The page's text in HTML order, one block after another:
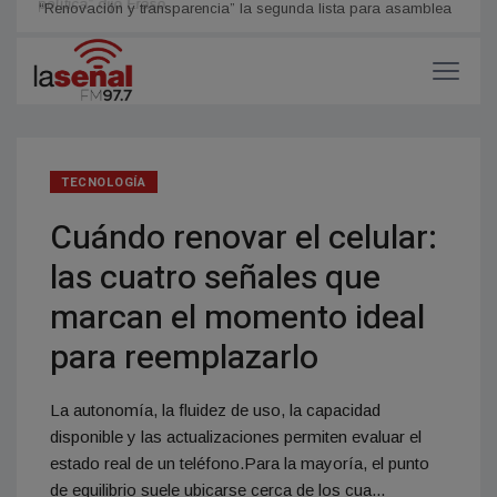
de la Cooperativa de Villa Yacanto
política” dijo Eraso
TECNOLOGÍA
Cuándo renovar el celular:
las cuatro señales que
marcan el momento ideal
para reemplazarlo
La autonomía, la fluidez de uso, la capacidad
disponible y las actualizaciones permiten evaluar el
estado real de un teléfono.Para la mayoría, el punto
de equilibrio suele ubicarse cerca de los cua...